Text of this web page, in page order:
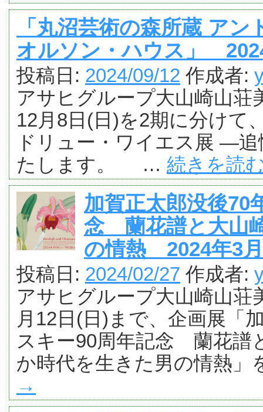
「丸沼芸術の森所蔵 ア
オルソン・ハウス」
投稿日: 2024/09/12 作成者:
アサヒグループ大山崎山荘
12月8日(日)を2期に分けて
ドリュー・ワイエス展 ―
たします。 … 続きを読
加賀正太郎没後70
念 蘭花譜と大山
の情熱 2024年3
投稿日: 2024/02/27 作成者:
アサヒグループ大山崎山荘
月12日(日)まで、企画展「
スキー90周年記念 蘭花譜
か時代を生きた男の情熱
→